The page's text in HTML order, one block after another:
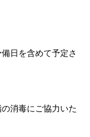
日を含めて予定さ
消毒にご協力いた